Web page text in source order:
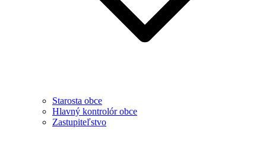
Starosta obce
Hlavný kontrolór obce
Zastupiteľstvo